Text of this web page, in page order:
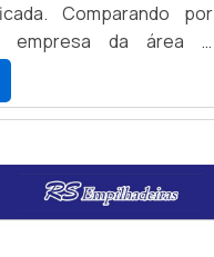
Comparando por
empresa da área e
qualidade e
só lugar.É importante
deve sempre ser
tipo de cuidado ajuda a
e assertividade do